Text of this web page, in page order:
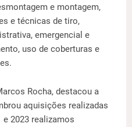
e montagem,
e técnicas de tiro,
emergencial e
uso de coberturas e
Rocha, destacou a
aquisições realizadas
e 2023 realizamos